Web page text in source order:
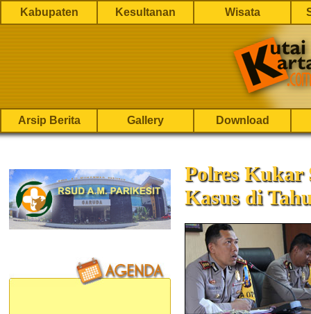
Kabupaten Kesultanan Wisata
Arsip Berita Gallery Download
Polres Kukar
Kasus di